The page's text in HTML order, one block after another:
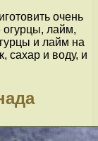
очень
огурцы, лайм,
и лайм на
сахар и воду, и